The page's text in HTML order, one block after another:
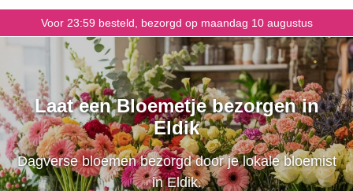
Voor 23:59 besteld, bezorgd op maandag 10 augustus
Laat een Bloemetje bezorgen in
Eldik
Dagverse bloemen bezorgd door je lokale bloemist
in Eldik.